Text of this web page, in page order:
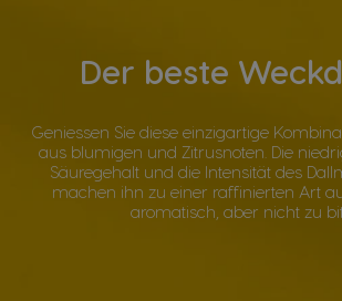
Der beste
Geniessen Sie diese einzigartige
aus blumigen und Zitrusnoten. Die
Säuregehalt und die Intensität des
machen ihn zu einer raffinierten Art
aromatisch, aber nicht zu